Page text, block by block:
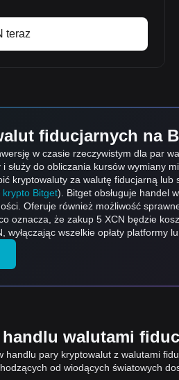
teraz
fiducjarnych na
w czasie rzeczywistym dla par
służy do obliczania kursów
kryptowaluty za walutę fiducjarną
Bitget). Bitget obsługuje handel
Oferuje również możliwość
oznacza, że zakup 5 XCN będzie
wszelkie opłaty platformy
walutami
handlu pary kryptowalut z walutami
od wiodących światowych